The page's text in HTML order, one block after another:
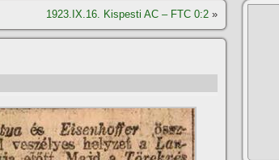
1923.IX.16. Kispesti AC – FTC 0:2 »